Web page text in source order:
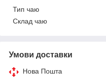
Тип чаю
Склад чаю
Умови доставки
Нова Пошта